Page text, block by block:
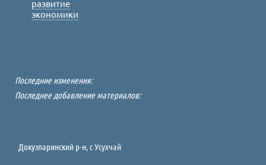
развитие
экономики
Последние изменения:
Последнее добавление материалов:
Докузпаринский р-н, c Усухчай